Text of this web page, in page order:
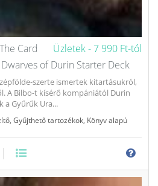
Üzletek -7 990 Ft-tól
Card
of Durin Starter Deck
szerte ismertek kitartásukról,
A Bilbo-t kísérő kompániától Durin
a Gyűrűk Ura...
Gyűjthető tartozékok Könyv alapú